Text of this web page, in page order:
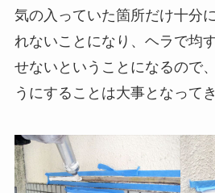
気の入っていた箇所だけ十分
れないことになり、ヘラで均
せないということになるので
うにすることは大事となってき